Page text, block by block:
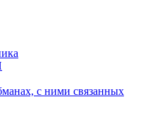
с ними связанных